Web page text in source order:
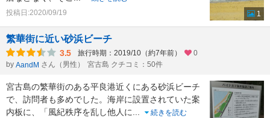
投稿日:2020/09/19
1
繁華街に近い砂浜ビーチ
3.5 旅行時期：2019/10（約7年前）
0
by AandM さん（男性） 宮古島 クチコミ：50件
宮古島の繁華街のある平良港近くにある砂浜ビーチ
で、訪問者も多めでした。海岸に設置されていた案
内板に、「風紀秩序を乱し他人に...
続きを読む